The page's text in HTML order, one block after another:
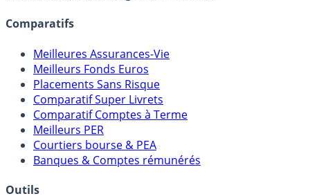
assureurs, sociétés de gestion, CGP, etc.
Comparatifs
Meilleures Assurances-Vie
Meilleurs Fonds Euros
Placements Sans Risque
Comparatif Super Livrets
Comparatif Comptes à Terme
Meilleurs PER
Courtiers bourse & PEA
Banques & Comptes rémunérés